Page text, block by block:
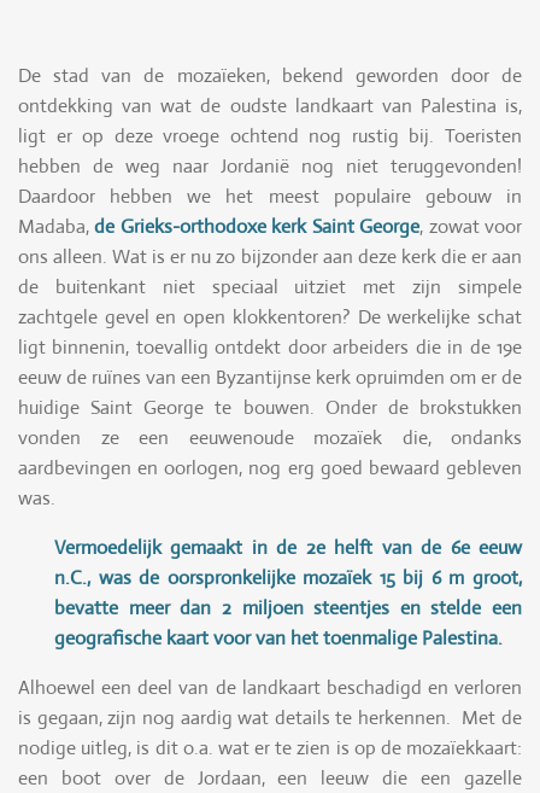
De stad van de mozaïeken, bekend geworden door de
ontdekking van wat de oudste landkaart van Palestina is,
ligt er op deze vroege ochtend nog rustig bij. Toeristen
hebben de weg naar Jordanië nog niet teruggevonden!
Daardoor hebben we het meest populaire gebouw in
Madaba,de Grieks-orthodoxe kerk Saint George, zowat voor
ons alleen. Wat is er nu zo bijzonder aan deze kerk die er aan
de buitenkant niet speciaal uitziet met zijn simpele
zachtgele gevel en open klokkentoren? De werkelijke schat
ligt binnenin, toevallig ontdekt door arbeiders die in de 19e
eeuw de ruïnes van een Byzantijnse kerk opruimden om er de
huidige Saint George te bouwen. Onder de brokstukken
vonden ze een eeuwenoude mozaïek die, ondanks
aardbevingen en oorlogen, nog erg goed bewaard gebleven
was.
Vermoedelijk gemaakt in de 2e helft van de 6e eeuw
n.C., was de oorspronkelijke mozaïek 15 bij 6 m groot,
bevatte meer dan 2 miljoen steentjes en stelde een
geografische kaart voor van het toenmalige Palestina.
Alhoewel een deel van de landkaart beschadigd en verloren
is gegaan, zijn nog aardig wat details te herkennen. Met de
nodige uitleg, is dit o.a. wat er te zien is op de mozaïekkaart:
een boot over de Jordaan, een leeuw die een gazelle